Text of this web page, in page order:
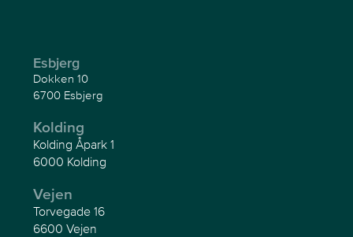
Esbjerg
Dokken 10
6700 Esbjerg
Kolding
Kolding Åpark 1
6000 Kolding
Vejen
Torvegade 16
6600 Vejen